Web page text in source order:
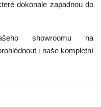
dokonale zapadnou do
showroomu na
i naše kompletní